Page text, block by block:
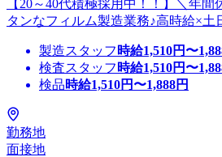
【20～40代積極採用中！！】＼年
タンなフィルム製造業務♪高時給×
製造スタッフ 時給1,510円〜
検査スタッフ 時給1,510円〜
検品時給1,510円〜1,888円
勤務地
面接地